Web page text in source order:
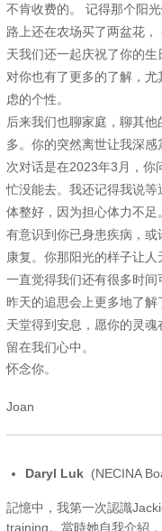
不肯收费的。 记得那个阳
路上还在农场买了两盆花
天我们还一起庆祝了你的
对你也有了更多的了解，
虑的个性。
后来我们也聊家庭，聊其
多。你的突然离世让我深
次对话是在2023年3月，你
忙没能去。我还记得我说
体整好，因为担心体力不
有意识到你已身患疾病，
康复。你那阳光的样子让人
一直觉得我们还有很多时间
昨天的追思会上更多地了
天堂得到安息，愿你的灵
留在我们心中。
怀念你。
Joan
Daryl Luk (NECINA
記憶中，我第一次認識
training。當時她自我介紹